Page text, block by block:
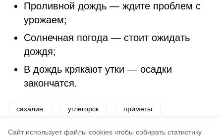
Cайт использует файлы cookies чтобы собирать статистику
Проливной дождь — ждите проблем с
урожаем;
Солнечная погода — стоит ожидать
дождя;
В дождь крякают утки — осадки
закончатся.
сахалин углегорск приметы
народные приметы вера